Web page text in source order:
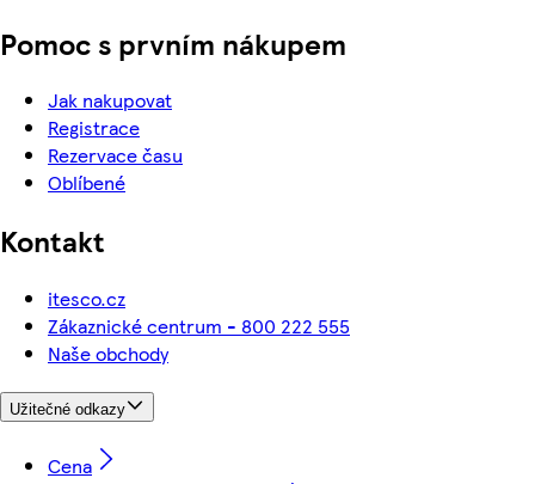
Pomoc s prvním nákupem
Jak nakupovat
Registrace
Rezervace času
Oblíbené
Kontakt
itesco.cz
Zákaznické centrum - 800 222 555
Naše obchody
Užitečné odkazy
Cena